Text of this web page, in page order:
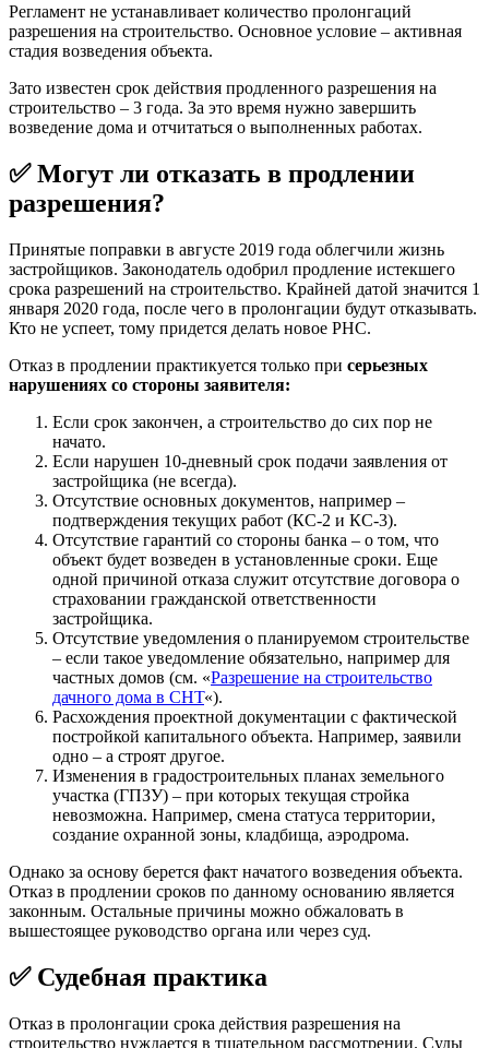
Регламент не устанавливает количество пролонгаций
разрешения на строительство. Основное условие – активная
стадия возведения объекта.
Зато известен срок действия продленного разрешения на
строительство – 3 года. За это время нужно завершить
возведение дома и отчитаться о выполненных работах.
✅ Могут ли отказать в продлении
разрешения?
Принятые поправки в августе 2019 года облегчили жизнь
застройщиков. Законодатель одобрил продление истекшего
срока разрешений на строительство. Крайней датой значится 1
января 2020 года, после чего в пролонгации будут отказывать.
Кто не успеет, тому придется делать новое РНС.
Отказ в продлении практикуется только при серьезных
нарушениях со стороны заявителя:
Если срок закончен, а строительство до сих пор не
начато.
Если нарушен 10-дневный срок подачи заявления от
застройщика (не всегда).
Отсутствие основных документов, например –
подтверждения текущих работ (КС-2 и КС-3).
Отсутствие гарантий со стороны банка – о том, что
объект будет возведен в установленные сроки. Еще
одной причиной отказа служит отсутствие договора о
страховании гражданской ответственности
застройщика.
Отсутствие уведомления о планируемом строительстве
– если такое уведомление обязательно, например для
частных домов (см. «Разрешение на строительство
дачного дома в СНТ«).
Расхождения проектной документации с фактической
постройкой капитального объекта. Например, заявили
одно – а строят другое.
Изменения в градостроительных планах земельного
участка (ГПЗУ) – при которых текущая стройка
невозможна. Например, смена статуса территории,
создание охранной зоны, кладбища, аэродрома.
Однако за основу берется факт начатого возведения объекта.
Отказ в продлении сроков по данному основанию является
законным. Остальные причины можно обжаловать в
вышестоящее руководство органа или через суд.
✅ Судебная практика
Отказ в пролонгации срока действия разрешения на
строительство нуждается в тщательном рассмотрении. Суды